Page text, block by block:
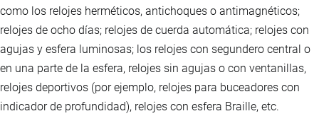
como los relojes herméticos, antichoques o antimagnéticos;
relojes de ocho días; relojes de cuerda automática; relojes con
agujas y esfera luminosas; los relojes con segundero central o
en una parte de la esfera, relojes sin agujas o con ventanillas,
relojes deportivos (por ejemplo, relojes para buceadores con
indicador de profundidad), relojes con esfera Braille, etc.